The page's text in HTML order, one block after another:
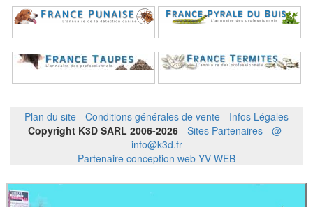
Plan du site - Conditions générales de vente - Infos Légales
Copyright K3D SARL 2006-2026 - Sites Partenaires - @-
info@k3d.fr
Partenaire conception web YV WEB